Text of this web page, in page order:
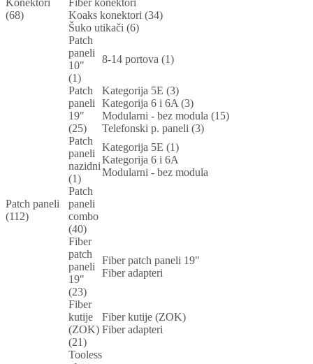
Konektori
(68)
Fiber konektori
Koaks konektori (34)
Šuko utikači (6)
Patch paneli
(112)
Patch
paneli
10"
(1)
8-14 portova (1)
Patch
paneli
19"
(25)
Kategorija 5E (3)
Kategorija 6 i 6A (3)
Modularni - bez modula (15)
Telefonski p. paneli (3)
Patch
paneli
nazidni
(1)
Kategorija 5E (1)
Kategorija 6 i 6A
Modularni - bez modula
Patch
paneli
combo
(40)
Fiber
patch
paneli
19"
(23)
Fiber patch paneli 19"
Fiber adapteri
Fiber
kutije
(ZOK)
(21)
Fiber kutije (ZOK)
Fiber adapteri
Tooless